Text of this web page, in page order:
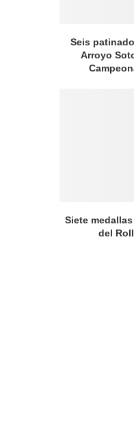
Seis
Arroyo
Siete
del